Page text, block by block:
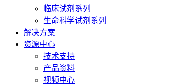
临床试剂系列
生命科学试剂系列
解决方案
资源中心
技术支持
产品资料
视频中心